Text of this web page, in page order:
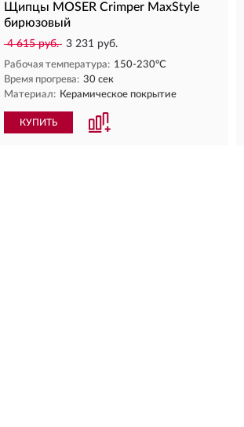
Щипцы MOSER Crimper MaxStyle
бирюзовый
4 615 руб. 3 231 руб.
Рабочая температура: 150-230°С
Время прогрева: 30 сек
Материал: Керамическое покрытие
КУПИТЬ